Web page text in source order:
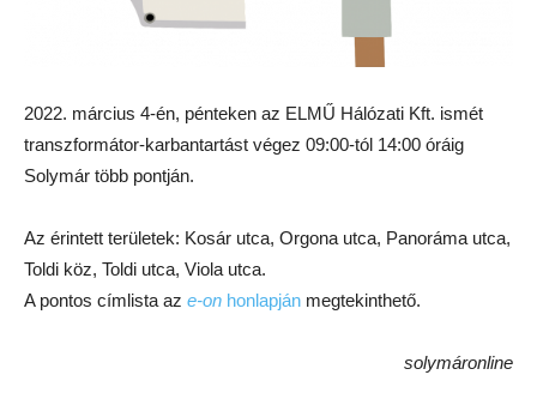
2022. március 4-én, pénteken az ELMŰ Hálózati Kft. ismét
transzformátor-karbantartást végez 09:00-tól 14:00 óráig
Solymár több pontján.
Az érintett területek: Kosár utca, Orgona utca, Panoráma utca,
Toldi köz, Toldi utca, Viola utca.
A pontos címlista az e-on honlapján megtekinthető.
solymáronline